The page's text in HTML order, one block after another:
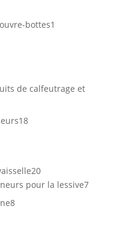
bottes1
de calfeutrage et
1818
2020
produits
pour la lessive77
88